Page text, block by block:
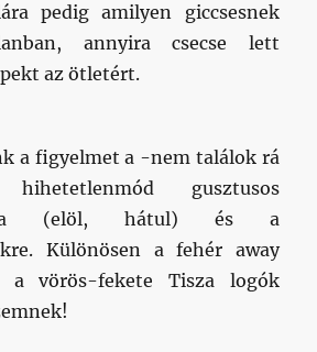
pedig amilyen giccsesnek
annyira csecse lett
az ötletért.
a figyelmet a -nem találok rá
gusztusos
(elöl, hátul) és a
Különösen a fehér away
a vörös-fekete Tisza logók